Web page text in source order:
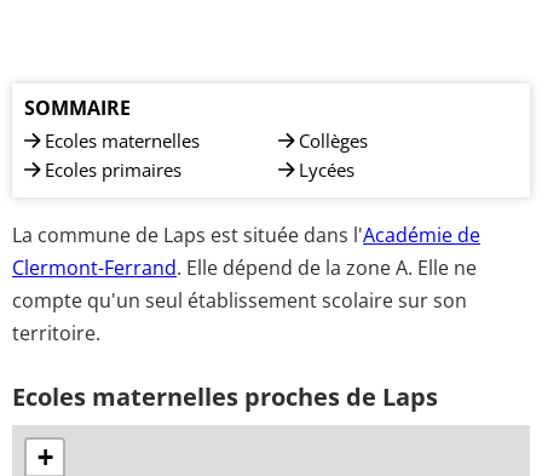
SOMMAIRE
Ecoles maternelles
Ecoles primaires
Collèges
Lycées
La commune de Laps est située dans l'Académie de
Clermont-Ferrand. Elle dépend de la zone A. Elle ne
compte qu'un seul établissement scolaire sur son
territoire.
Ecoles maternelles proches de Laps
+